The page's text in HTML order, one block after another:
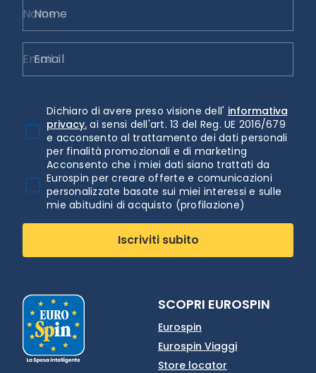
Nome
Email
Dichiaro di avere preso visione dell' informativa
privacy. ai sensi dell'art. 13 del Reg. UE 2016/679
e acconsento al trattamento dei dati personali
per finalità promozionali e di marketing
Acconsento che i miei dati siano trattati da
Eurospin per creare offerte e comunicazioni
personalizzate basate sui miei interessi e sulle
mie abitudini di acquisto (profilazione)
Iscriviti subito
SCOPRI EUROSPIN
Eurospin
Eurospin Viaggi
Store locator